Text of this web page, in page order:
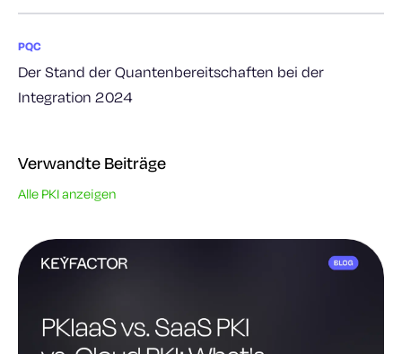
PQC
Der Stand der Quantenbereitschaften bei der
Integration 2024
Verwandte Beiträge
Alle PKI anzeigen